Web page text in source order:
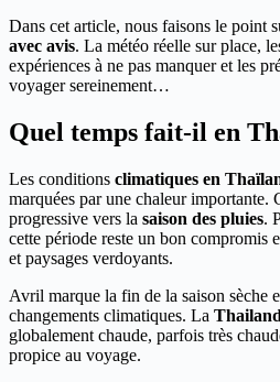
Dans cet article, nous faisons le point
avec avis. La météo réelle sur place,
expériences à ne pas manquer et les
voyager sereinement…
Quel temps fait-il en
Les conditions climatiques en
marquées par une chaleur importante.
progressive vers la saison des pluies.
cette période reste un bon compromis
et paysages verdoyants.
Avril marque la fin de la saison sèche
changements climatiques. La
globalement chaude, parfois très
propice au voyage.